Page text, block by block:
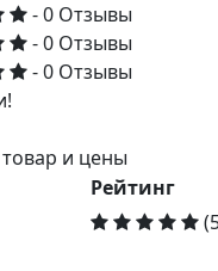
- 0 Отзывы
- 0 Отзывы
- 0 Отзывы
и цены
Рейтинг